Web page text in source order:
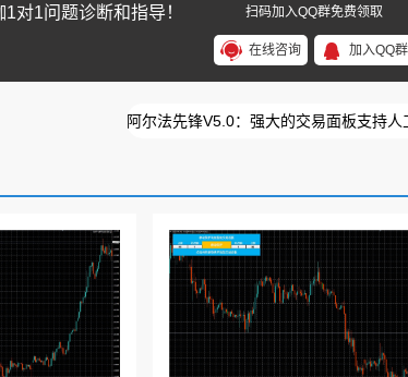
1对1问题诊断和指导！ 扫码加入QQ群免费领取
在线咨询 加入QQ群
阿尔法先锋V5.0：强大的交易面板支持